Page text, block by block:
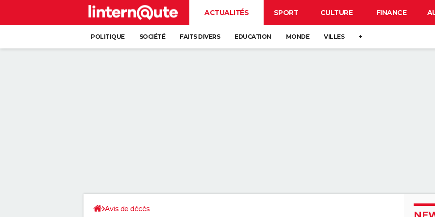
ACTUALITÉS SPORT CULTURE FINANCE
POLITIQUE SOCIÉTÉ FAITS DIVERS EDUCATION MONDE VILLES +
Avis de décès